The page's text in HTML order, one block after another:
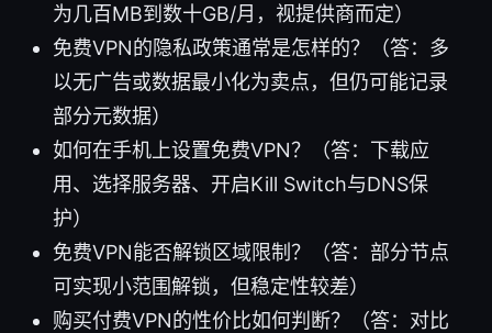
为几百MB到数十GB/月，视提供商而定）
免费VPN的隐私政策通常是怎样的？（答：多
以无广告或数据最小化为卖点，但仍可能记录
部分元数据）
如何在手机上设置免费VPN？（答：下载应
用、选择服务器、开启Kill Switch与DNS保
护）
免费VPN能否解锁区域限制？（答：部分节点
可实现小范围解锁，但稳定性较差）
购买付费VPN的性价比如何判断？（答：对比